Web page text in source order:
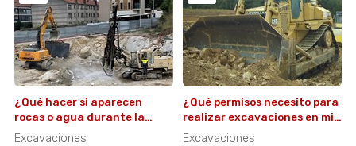
¿Qué hacer si aparecen
rocas o agua durante la
excavación?
Excavaciones
¿Qué permisos necesito para
realizar excavaciones en mi
propiedad?
Excavaciones